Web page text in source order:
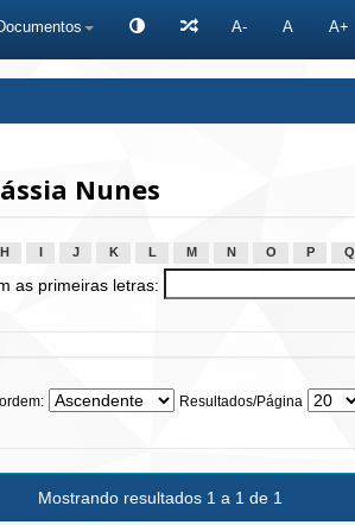
A- A A+
Nunes
H J K L M N O P Q
as primeiras letras:
Resultados/Página
Mostrando resultados 1 a 1 de 1